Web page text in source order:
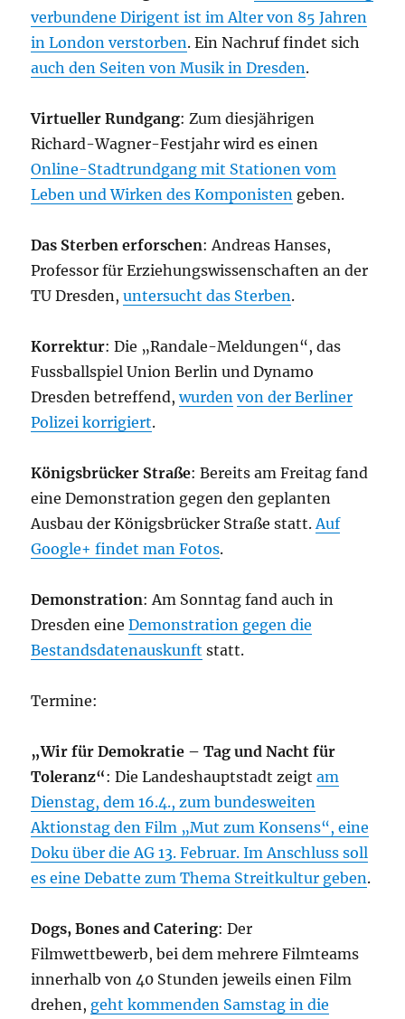
verbundene Dirigent ist im Alter von 85 Jahren
in London verstorben. Ein Nachruf findet sich
auch den Seiten von Musik in Dresden.
Virtueller Rundgang: Zum diesjährigen
Richard-Wagner-Festjahr wird es einen
Online-Stadtrundgang mit Stationen vom
Leben und Wirken des Komponisten geben.
Das Sterben erforschen: Andreas Hanses,
Professor für Erziehungswissenschaften an der
TU Dresden,untersucht das Sterben.
Korrektur: Die „Randale-Meldungen“, das
Fussballspiel Union Berlin und Dynamo
Dresden betreffend,wurden von der Berliner
Polizei korrigiert.
Königsbrücker Straße: Bereits am Freitag fand
eine Demonstration gegen den geplanten
Ausbau der Königsbrücker Straße statt. Auf
Google+ findet man Fotos.
Demonstration: Am Sonntag fand auch in
Dresden eineDemonstration gegen die
Bestandsdatenauskunft statt.
Termine:
„Wir für Demokratie – Tag und Nacht für
Toleranz“: Die Landeshauptstadt zeigtam
Dienstag, dem 16.4., zum bundesweiten
Aktionstag den Film „Mut zum Konsens“, eine
Doku über die AG 13. Februar. Im Anschluss soll
es eine Debatte zum Thema Streitkultur geben.
Dogs, Bones and Catering: Der
Filmwettbewerb, bei dem mehrere Filmteams
innerhalb von 40 Stunden jeweils einen Film
drehen, geht kommenden Samstag in die